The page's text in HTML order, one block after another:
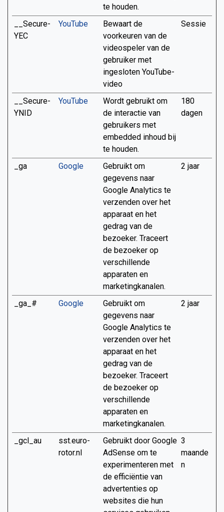
te houden.
__Secure-
YEC
YouTube
Bewaart de
voorkeuren van de
videospeler van de
gebruiker met
ingesloten YouTube-
video
Sessie
__Secure-
YNID
YouTube
Wordt gebruikt om
de interactie van
gebruikers met
embedded inhoud bij
te houden.
180
dagen
_ga Google
Gebruikt om
gegevens naar
Google Analytics te
verzenden over het
apparaat en het
gedrag van de
bezoeker. Traceert
de bezoeker op
verschillende
apparaten en
marketingkanalen.
2 jaar
_ga_# Google
Gebruikt om
gegevens naar
Google Analytics te
verzenden over het
apparaat en het
gedrag van de
bezoeker. Traceert
de bezoeker op
verschillende
apparaten en
marketingkanalen.
2 jaar
_gcl_au
sst.euro-
rotor.nl
Gebruikt door Google
AdSense om te
experimenteren met
de efficiëntie van
advertenties op
websites die hun
3
maande
n